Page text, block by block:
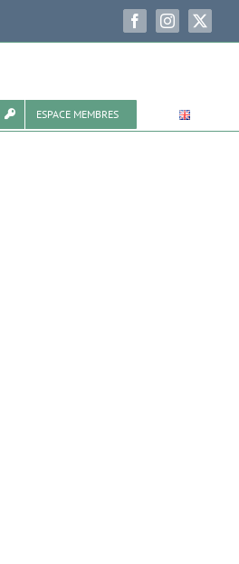
FacebookInstagram
X
ESPACE MEMBRES